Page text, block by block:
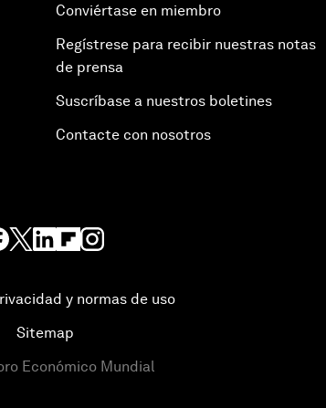
Conviértase en miembro
Regístrese para recibir nuestras notas
de prensa
Suscríbase a nuestros boletines
Contacte con nosotros
y normas de uso
Sitemap
Económico Mundial